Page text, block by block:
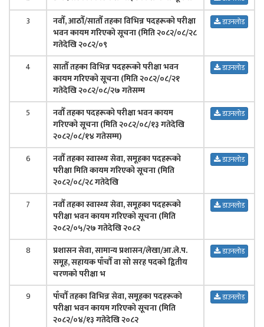
3
नवौँ, आठौँ/सातौँ तहका विभिन्न पदहरूको परीक्षा
भवन कायम गरिएको सूचना (मिति २०८२/०८/२८
गतेदेखि २०८२/०९
डाउनलोड
4
सातौँ तहका विभिन्न पदहरूको परीक्षा भवन
कायम गरिएको सूचना (मिति २०८२/०८/२१
गतेदेखि २०८२/०८/२७ गतेसम्म
डाउनलोड
5
नवौँ तहका पदहरूको परीक्षा भवन कायम
गरिएको सूचना (मिति २०८२/०८/१३ गतेदेखि
२०८२/०८/१४ गतेसम्म)
डाउनलोड
6
नवौँ तहका स्वास्थ्य सेवा, समूहका पदहरूको
परीक्षा मिति कायम गरिएको सूचना (मिति
२०८२/०८/२८ गतेदेखि
डाउनलोड
7
नवौँ तहका स्वास्थ्य सेवा, समूहका पदहरूको
परीक्षा भवन कायम गरिएको सूचना (मिति
२०८२/०५/२७ गतेदेखि २०८२
डाउनलोड
8
प्रशासन सेवा, सामान्य प्रशासन/लेखा/आ.ले.प.
समूह, सहायक पाँचौँ वा सो सरह पदको द्वितीय
चरणको परीक्षा भ
डाउनलोड
9
पाँचौँ तहका विभिन्न सेवा, समूहका पदहरूको
परीक्षा भवन कायम गरिएको सूचना (मिति
२०८२/०४/१३ गतेदेखि २०८२
डाउनलोड